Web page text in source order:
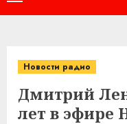
меню
Новости радио
Дмитрий
лет в эфире